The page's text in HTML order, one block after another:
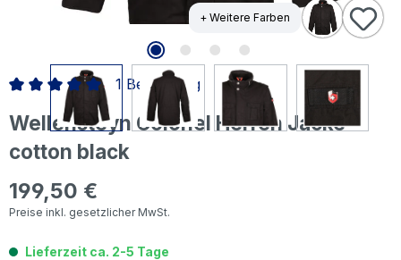
+ Weitere Farben
Wellensteyn Colonel Herren Jacke
cotton black
Regulärer Preis:
199,50 €
Preise inkl. gesetzlicher MwSt.
Durchschnittliche Bewertung von 5 von 5 Sternen
1 Bewertung
Lieferzeit ca. 2-5 Tage